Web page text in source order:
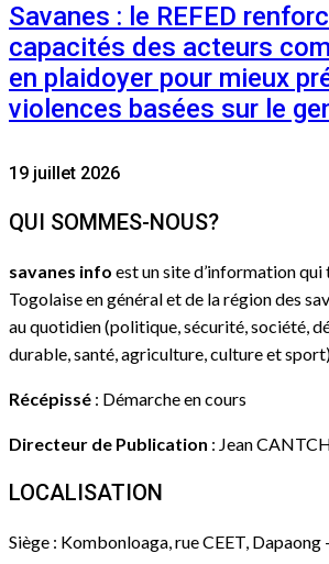
Savanes : le REFED
capacités des acteurs
en plaidoyer pour mieux
violences basées sur le
19 juillet 2026
QUI SOMMES-NOUS?
savanes info est un site d’information qui
Togolaise en général et de la région des
au quotidien (politique, sécurité, société,
durable, santé, agriculture, culture et
Récépissé : Démarche en cours
Directeur de Publication : Jean
LOCALISATION
Siège : Kombonloaga, rue CEET, Dapaong